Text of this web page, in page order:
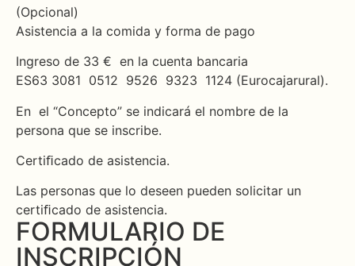
(Opcional)
Asistencia a la comida y forma de pago
Ingreso de 33 € en la cuenta bancaria
ES63 3081 0512 9526 9323 1124 (Eurocajarural).
En el “Concepto” se indicará el nombre de la
persona que se inscribe.
Certiﬁcado de asistencia.
Las personas que lo deseen pueden solicitar un
certiﬁcado de asistencia.
FORMULARIO DE
INSCRIPCIÓN